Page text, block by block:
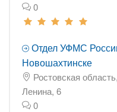
0
Отдел УФМС
Новошахтинске
Ростовская
Ленина, 6
0